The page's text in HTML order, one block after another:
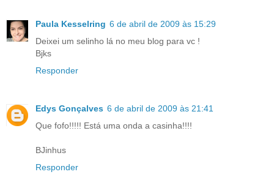
Paula Kesselring 6 de abril de 2009 às 15:29
Deixei um selinho lá no meu blog para vc !
Bjks
Responder
Edys Gonçalves 6 de abril de 2009 às 21:41
Que fofo!!!!! Está uma onda a casinha!!!!
BJinhus
Responder